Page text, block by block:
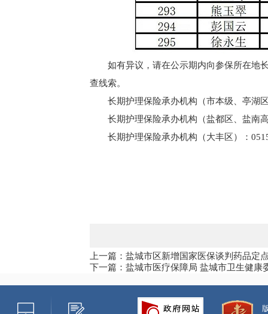
如有异议，请在公示期内向参保所在地
查线索。
长期护理保险承办机构（市本级、亭湖
长期护理保险承办机构（盐都区、盐南
长期护理保险承办机构（大丰区）：
上一篇：盐城市区新增国家医保谈判药品定
下一篇：盐城市医疗保障局 盐城市卫生健